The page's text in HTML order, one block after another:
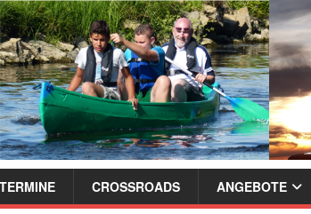
CROSSROADS ANGEBOTE